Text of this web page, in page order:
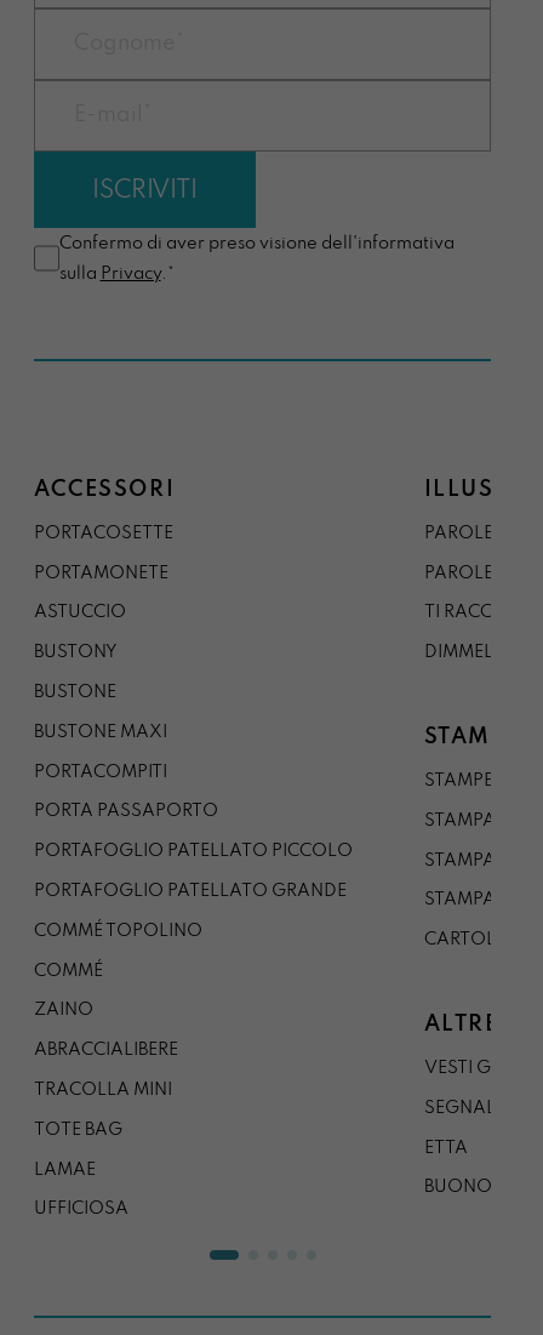
Confermo di aver preso visione dell'informativa
sulla Privacy.*
ACCESSORI
PORTACOSETTE
PORTAMONETE
ASTUCCIO
BUSTONY
BUSTONE
BUSTONE MAXI
PORTACOMPITI
PORTA PASSAPORTO
PORTAFOGLIO PATELLATO PICCOLO
PORTAFOGLIO PATELLATO GRANDE
COMMÉ TOPOLINO
COMMÉ
ZAINO
ABRACCIALIBERE
TRACOLLA MINI
TOTE BAG
LAMAE
UFFICIOSA
PAROLE DAL
PAROLE DA
TI
DIMMELO
STAMPE
STAMPE A5
STAMPA A3
STAMPA A1
STAMPA A0
CARTOLINA
ALTRE
VESTI
SEGNALIBRO
ETTA
BUONO